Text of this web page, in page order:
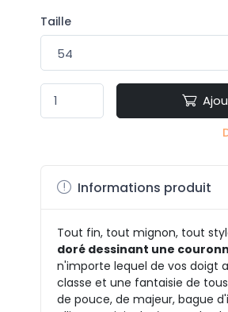
Taille
Informations produit
Tout fin, tout mignon, tout
doré dessinant une
n'importe lequel de vos doigt
classe et une fantaisie de
de pouce, de majeur, bague